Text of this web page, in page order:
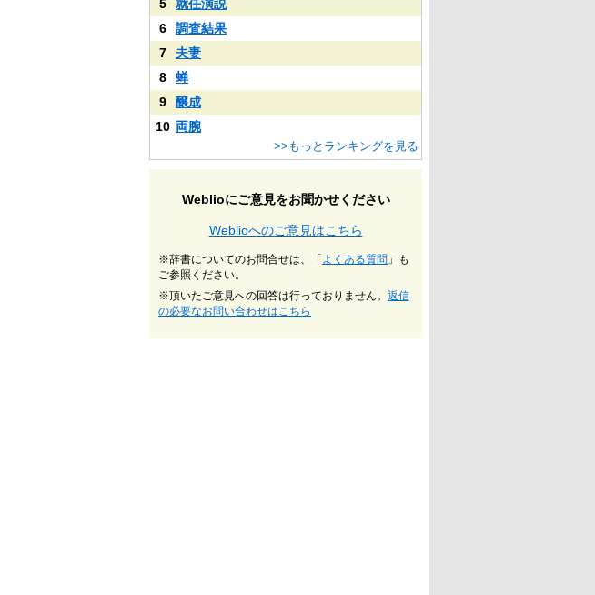
5
就任演説
6
調査結果
7
夫妻
8
蝉
9
醸成
10 両腕
>>もっとランキングを見る
Weblioにご意見をお聞かせください
Weblioへのご意見はこちら
※辞書についてのお問合せは、「 よくある質問 」も
ご参照ください。
※頂いたご意見への回答は行っておりません。 返信
の必要なお問い合わせはこちら